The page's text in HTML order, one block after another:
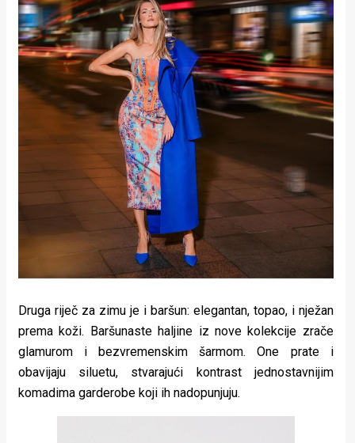
Druga riječ za zimu je i baršun: elegantan, topao, i nježan
prema koži. Baršunaste haljine iz nove kolekcije zrače
glamurom i bezvremenskim šarmom. One prate i
obavijaju siluetu, stvarajući kontrast jednostavnijim
komadima garderobe koji ih nadopunjuju.